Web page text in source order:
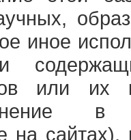
иное
или их
на